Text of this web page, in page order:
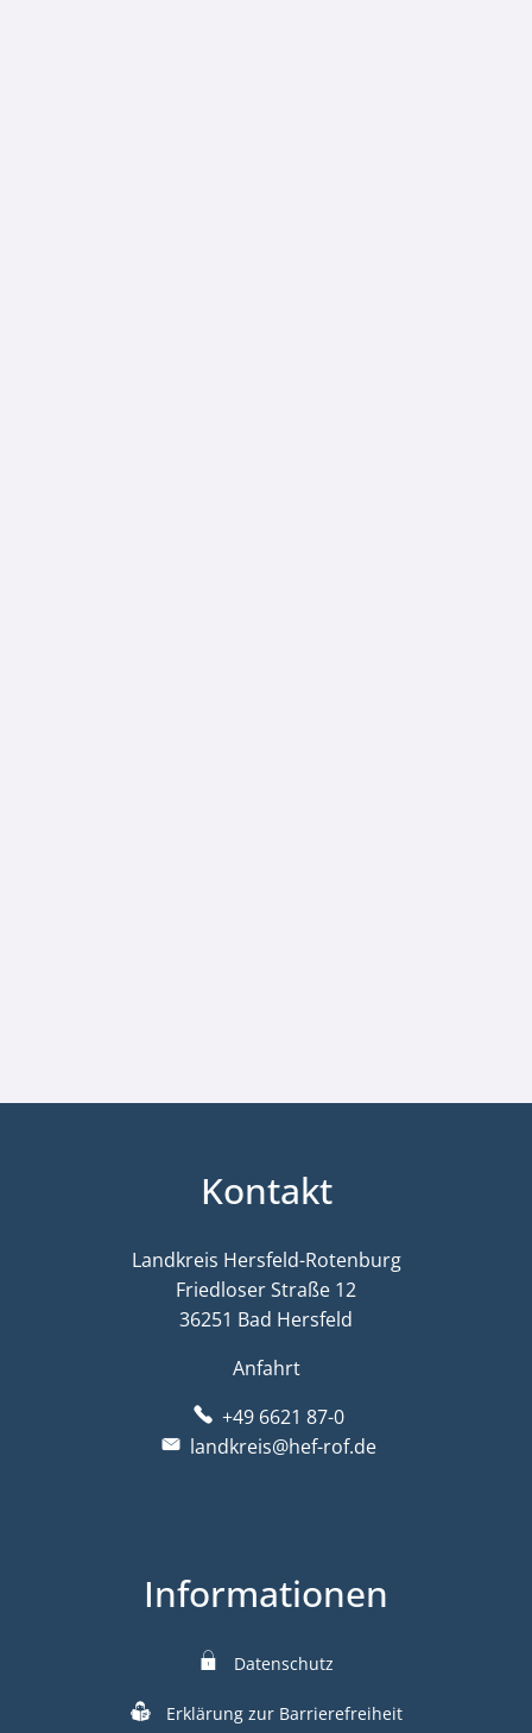
Kontakt
Landkreis Hersfeld-Rotenburg
Friedloser Straße 12
36251 Bad Hersfeld
Anfahrt
+49 6621 87-0
landkreis@hef-rof.de
Informationen
Datenschutz
Erklärung zur Barrierefreiheit